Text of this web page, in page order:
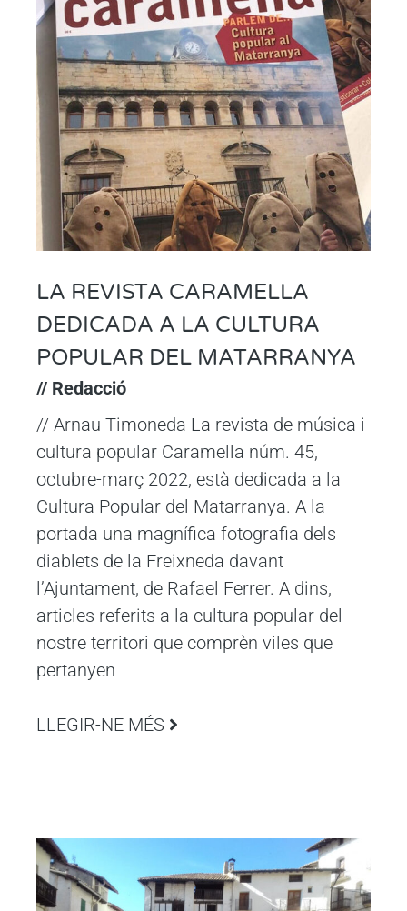
LA REVISTA CARAMELLA
DEDICADA A LA CULTURA
POPULAR DEL MATARRANYA
// Redacció
// Arnau Timoneda La revista de música i
cultura popular Caramella núm. 45,
octubre-març 2022, està dedicada a la
Cultura Popular del Matarranya. A la
portada una magnífica fotografia dels
diablets de la Freixneda davant
l’Ajuntament, de Rafael Ferrer. A dins,
articles referits a la cultura popular del
nostre territori que comprèn viles que
pertanyen
LLEGIR-NE MÉS